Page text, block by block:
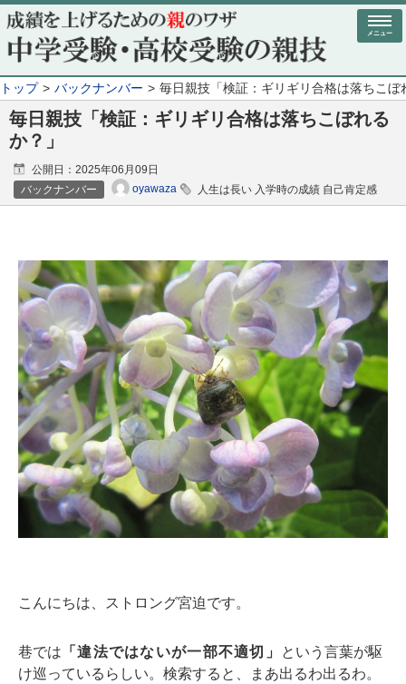
メニュー
トップ バックナンバー 毎日親技「検証：ギリギリ合格は落ちこぼ
毎日親技「検証：ギリギリ合格は落ちこぼれる
か？」
公開日： 2025年06月09日
バックナンバー
oyawaza 人生は長い 入学時の成績 自己肯定感
こんにちは、ストロング宮迫です。
巷では 「違法ではないが一部不適切」
という言葉が駆
け巡っているらしい。検索すると、まあ出るわ出るわ。